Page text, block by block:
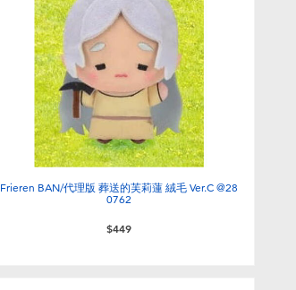
Frieren BAN/代理版 葬送的芙莉蓮 絨毛 Ver.C @28
0762
$449